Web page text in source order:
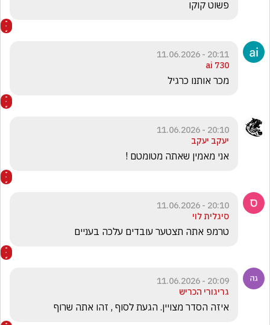
‏פשוט קוקו
20:11 - 11.06.2026
ai 730
מכר אותנו כרגיל
20:10 - 11.06.2026
יעקב יעקב
אני מאמין שאתה מטומטם !
20:10 - 11.06.2026
סיגלית לוי
טרמפ אתה תצטער עובדים עלכה בעניים
20:09 - 11.06.2026
גריגורי הכריש
איזה הסדר מצויין. הגעת לסוף , זהו אתה שרוף